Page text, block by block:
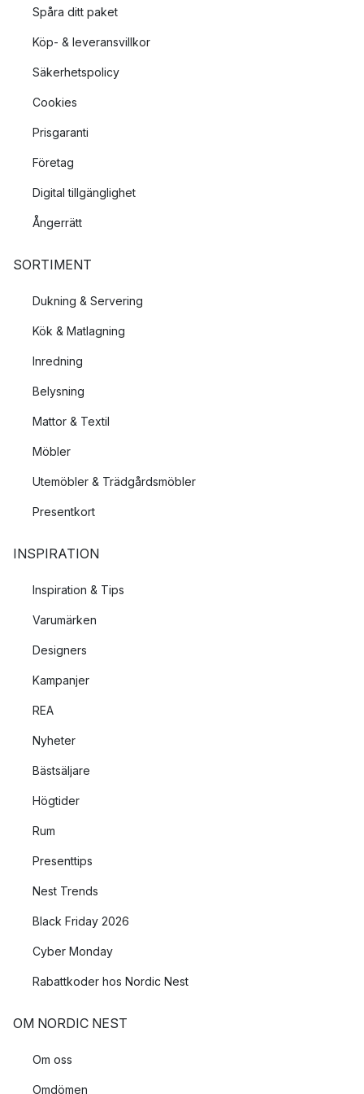
Spåra ditt paket
Köp- & leveransvillkor
Säkerhetspolicy
Cookies
Prisgaranti
Företag
Digital tillgänglighet
Ångerrätt
SORTIMENT
Dukning & Servering
Kök & Matlagning
Inredning
Belysning
Mattor & Textil
Möbler
Utemöbler & Trädgårdsmöbler
Presentkort
INSPIRATION
Inspiration & Tips
Varumärken
Designers
Kampanjer
REA
Nyheter
Bästsäljare
Högtider
Rum
Presenttips
Nest Trends
Black Friday 2026
Cyber Monday
Rabattkoder hos Nordic Nest
OM NORDIC NEST
Om oss
Omdömen